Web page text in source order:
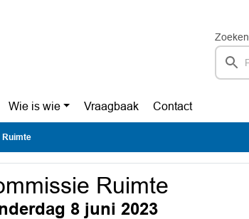
Zoeken
Wie is wie Vraagbaak Contact
Ruimte
Ruimte
8 juni 2023